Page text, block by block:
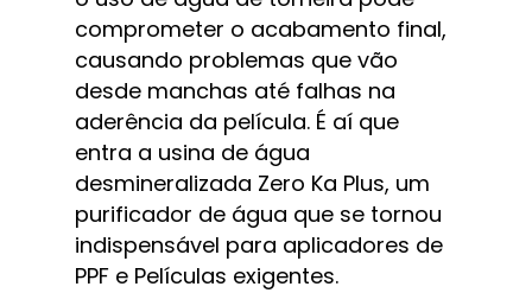
comprometer o acabamento final,
causando problemas que vão
desde manchas até falhas na
aderência da película. É aí que
entra a usina de água
desmineralizada Zero Ka Plus, um
purificador de água que se tornou
indispensável para aplicadores de
PPF e Películas exigentes.